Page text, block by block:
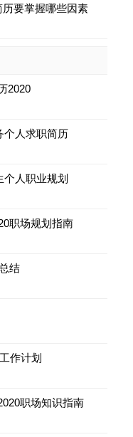
要掌握哪些因素
2020
个人求职简历
个人职业规划
职场规划指南
结
作计划
职场知识指南